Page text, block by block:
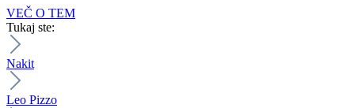
VEČ O TEM
Tukaj ste:
Nakit
Leo Pizzo